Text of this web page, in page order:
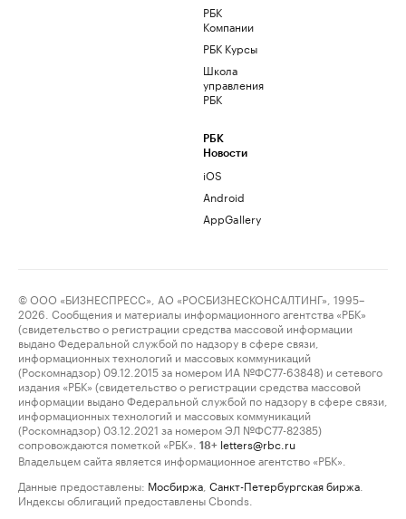
РБК
Компании
РБК Курсы
Школа
управления
РБК
РБК
Новости
iOS
Android
AppGallery
© ООО «БИЗНЕСПРЕСС», АО «РОСБИЗНЕСКОНСАЛТИНГ», 1995–
2026. Сообщения и материалы информационного агентства «РБК»
(свидетельство о регистрации средства массовой информации
выдано Федеральной службой по надзору в сфере связи,
информационных технологий и массовых коммуникаций
(Роскомнадзор) 09.12.2015 за номером ИА №ФС77-63848) и сетевого
издания «РБК» (свидетельство о регистрации средства массовой
информации выдано Федеральной службой по надзору в сфере связи,
информационных технологий и массовых коммуникаций
(Роскомнадзор) 03.12.2021 за номером ЭЛ №ФС77-82385)
сопровождаются пометкой «РБК».
18+ letters@rbc.ru
Владельцем сайта является информационное агентство «РБК».
Данные предоставлены: Мосбиржа Санкт-Петербургская биржа
Индексы облигаций предоставлены Cbonds.